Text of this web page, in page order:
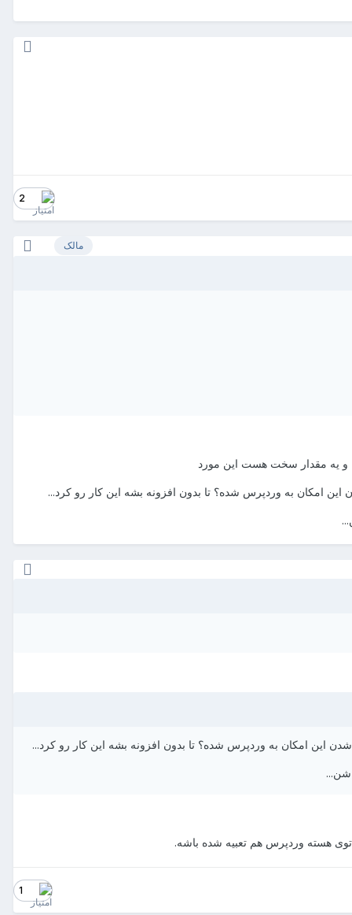
2
مالک
و یه مقدار سخت هست این مورد
امکان به وردپرس شده؟ تا بدون افزونه بشه این کار رو کرد...
این امکان به وردپرس شده؟ تا بدون افزونه بشه این کار رو کرد...
هسته وردپرس هم تعبیه شده باشه.
1